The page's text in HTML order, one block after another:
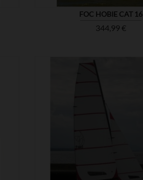
FOC HOBIE CAT 16
Prix
344,99 €